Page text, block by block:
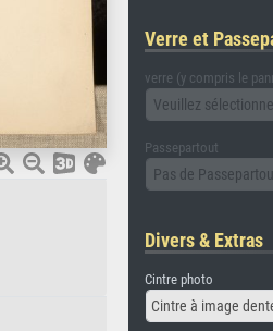
Verre et
verre (y compris le
Veuillez
Passepartout
Pas de
Divers & Extras
Cintre photo
Cintre à image